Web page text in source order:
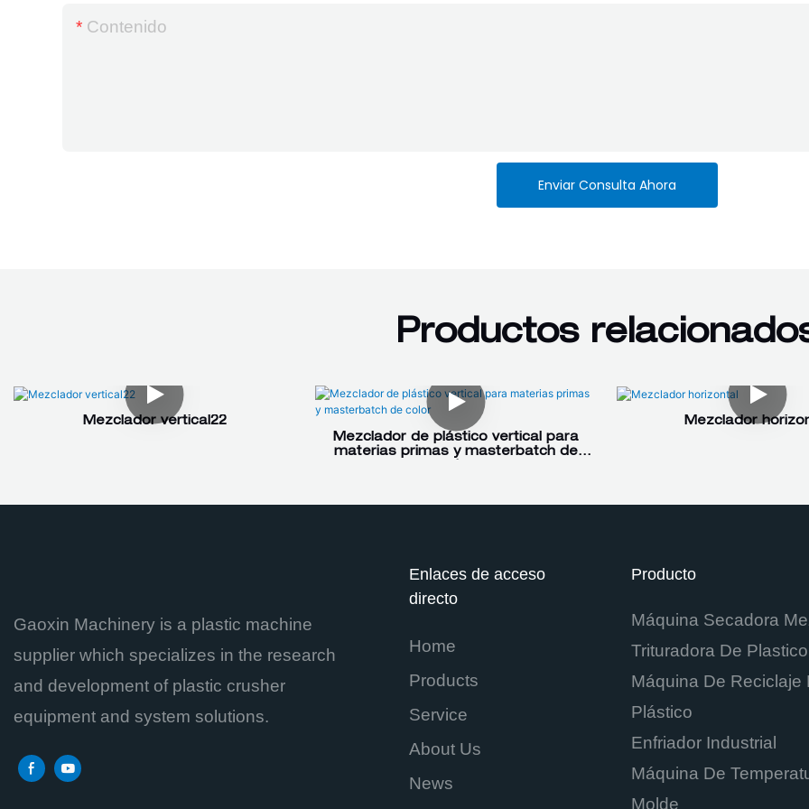
Contenido
Enviar Consulta Ahora
Productos
Mezclador vertical22
Mezclador de plástico vertical para
materias primas y masterbatch de
Mezclador
Gaoxin Machinery is a plastic machine
supplier which specializes in the research
and development of plastic crusher
equipment and system solutions.
Enlaces de acceso
directo
Home
Products
Service
About Us
News
Producto
Máquina Secadora
Trituradora De Plastico
Máquina De Reciclaje
Plástico
Enfriador Industrial
Máquina De
Molde